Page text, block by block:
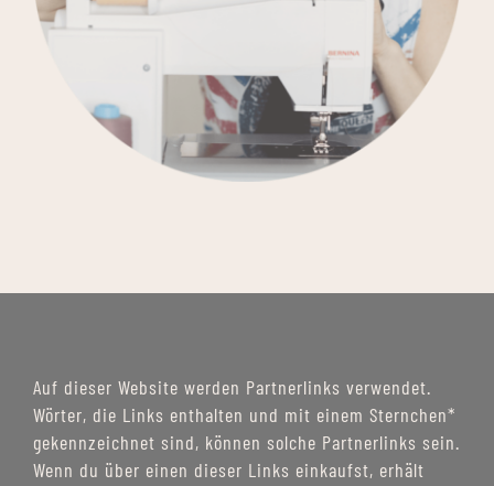
Auf dieser Website werden Partnerlinks verwendet.
Wörter, die Links enthalten und mit einem Sternchen*
gekennzeichnet sind, können solche Partnerlinks sein.
Wenn du über einen dieser Links einkaufst, erhält